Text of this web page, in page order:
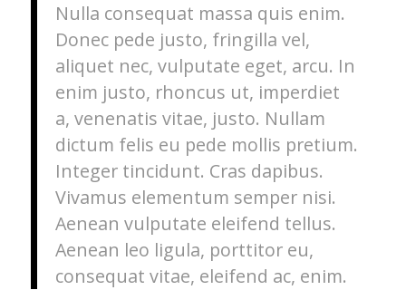
Nulla consequat massa quis enim.
Donec pede justo, fringilla vel,
aliquet nec, vulputate eget, arcu. In
enim justo, rhoncus ut, imperdiet
a, venenatis vitae, justo. Nullam
dictum felis eu pede mollis pretium.
Integer tincidunt. Cras dapibus.
Vivamus elementum semper nisi.
Aenean vulputate eleifend tellus.
Aenean leo ligula, porttitor eu,
consequat vitae, eleifend ac, enim.